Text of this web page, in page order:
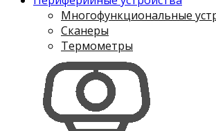
Многофункциональные
Сканеры
Термометры